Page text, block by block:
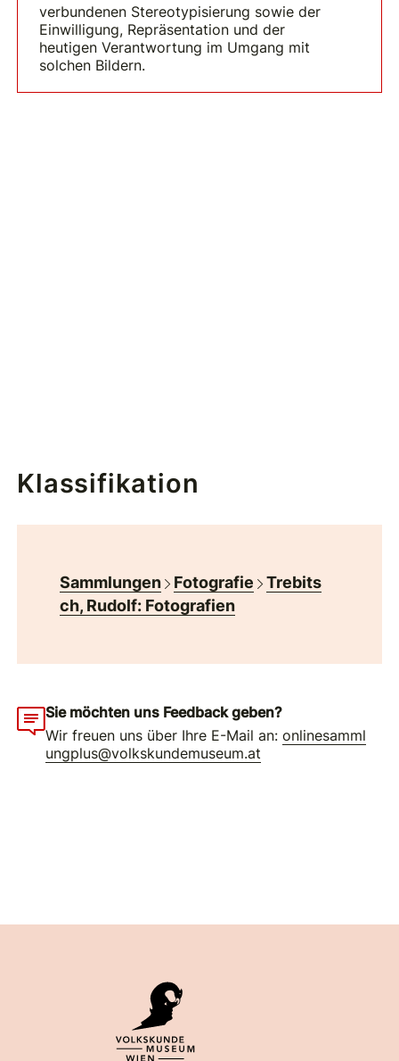
verbundenen Stereotypisierung sowie der
Einwilligung, Repräsentation und der
heutigen Verantwortung im Umgang mit
solchen Bildern.
Klassifikation
Sammlungen Fotografie
Trebits
ch, Rudolf: Fotografien
Sie möchten uns Feedback geben?
Wir freuen uns über Ihre E-Mail an:onlinesamml
ungplus@volkskundemuseum.at